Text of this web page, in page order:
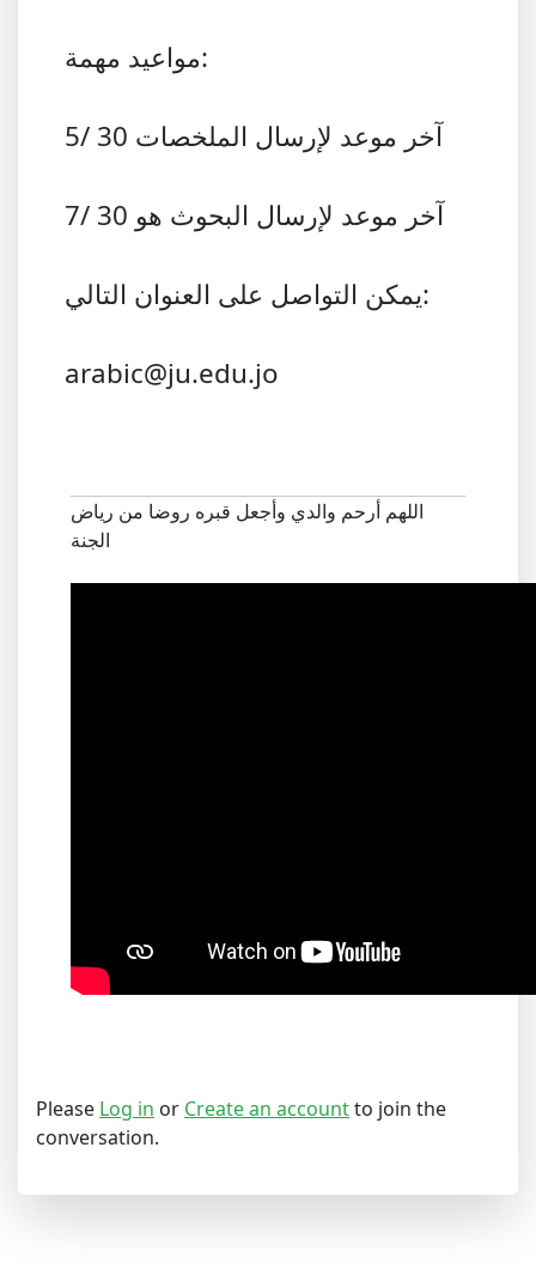
مواعيد مهمة:
آخر موعد لإرسال الملخصات 30 /5
آخر موعد لإرسال البحوث هو 30 /7
يمكن التواصل على العنوان التالي:
arabic@ju.edu.jo
اللهم أرحم والدي وأجعل قبره روضا من رياض
الجنة
Please Log in or Create an accountto join the
conversation.